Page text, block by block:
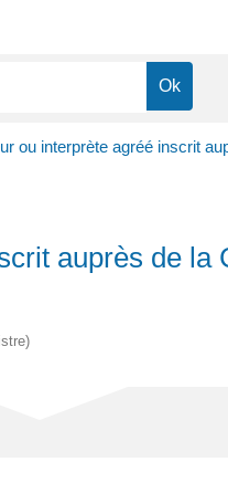
ou interprète agréé inscrit
auprès de la